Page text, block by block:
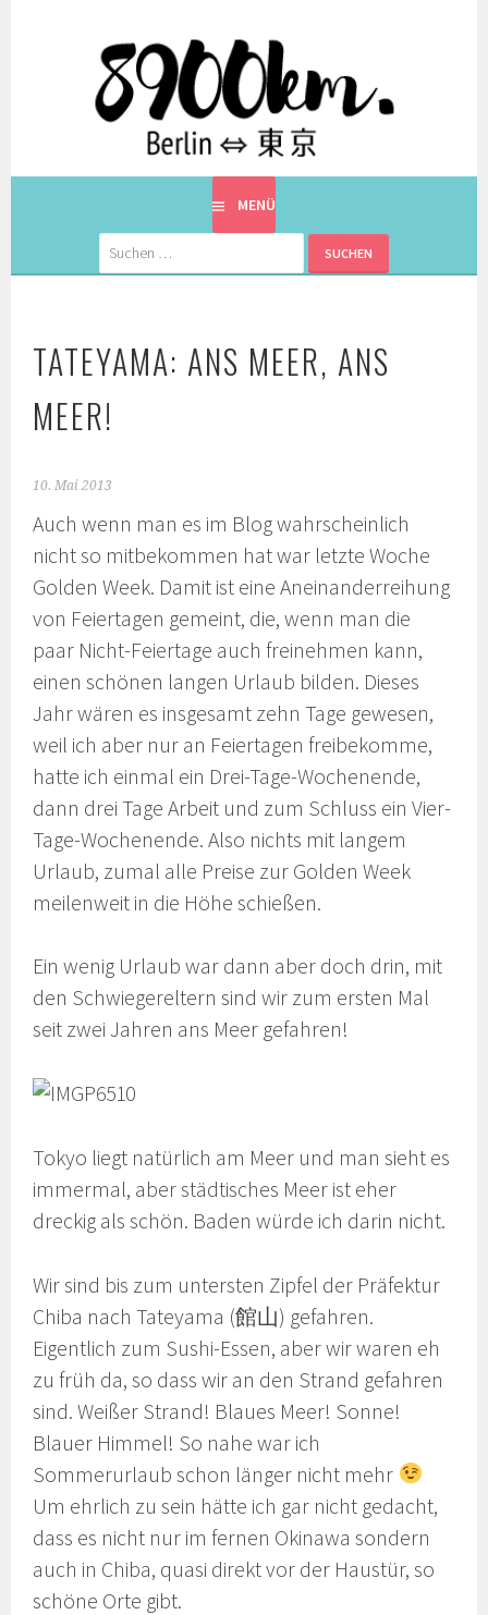
8900KM. BERLIN ⇔ 東京
EINE BERLINERIN IN JAPAN. MIT EINEM JAPANER.
MENÜ
Suchen
nach:
TATEYAMA: ANS MEER, ANS
MEER!
10. Mai 2013
Auch wenn man es im Blog wahrscheinlich
nicht so mitbekommen hat war letzte Woche
Golden Week. Damit ist eine Aneinanderreihung
von Feiertagen gemeint, die, wenn man die
paar Nicht-Feiertage auch freinehmen kann,
einen schönen langen Urlaub bilden. Dieses
Jahr wären es insgesamt zehn Tage gewesen,
weil ich aber nur an Feiertagen freibekomme,
hatte ich einmal ein Drei-Tage-Wochenende,
dann drei Tage Arbeit und zum Schluss ein Vier-
Tage-Wochenende. Also nichts mit langem
Urlaub, zumal alle Preise zur Golden Week
meilenweit in die Höhe schießen.
Ein wenig Urlaub war dann aber doch drin, mit
den Schwiegereltern sind wir zum ersten Mal
seit zwei Jahren ans Meer gefahren!
Tokyo liegt natürlich am Meer und man sieht es
immermal, aber städtisches Meer ist eher
dreckig als schön. Baden würde ich darin nicht.
Wir sind bis zum untersten Zipfel der Präfektur
Chiba nach Tateyama (館山) gefahren.
Eigentlich zum Sushi-Essen, aber wir waren eh
zu früh da, so dass wir an den Strand gefahren
sind. Weißer Strand! Blaues Meer! Sonne!
Blauer Himmel! So nahe war ich
Sommerurlaub schon länger nicht mehr
Um ehrlich zu sein hätte ich gar nicht gedacht,
dass es nicht nur im fernen Okinawa sondern
auch in Chiba, quasi direkt vor der Haustür, so
schöne Orte gibt.